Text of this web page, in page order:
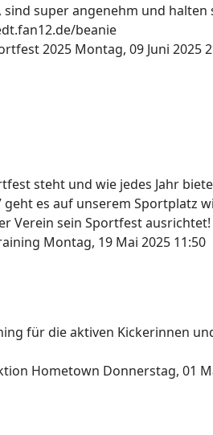
super angenehm und halten
beanie
2025 Montag, 09 Juni 2025
steht und wie jedes Jahr
geht es auf unserem Sportplatz
Verein sein Sportfest ausrichtet!
Montag, 19 Mai 2025 11:50
für die aktiven Kickerinnen
Hometown Donnerstag, 01